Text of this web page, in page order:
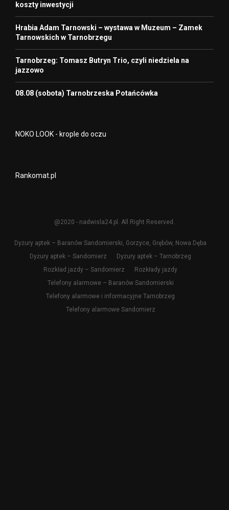
koszty inwestycji
Hrabia Adam Tarnowski – wystawa w Muzeum – Zamek
Tarnowskich w Tarnobrzegu
Tarnobrzeg: Tomasz Butryn Trio, czyli niedziela na
jazzowo
08.08 (sobota) Tarnobrzeska Potańcówka
NOKO LOOK - krople do oczu
Rankomat.pl
@2020 - nadwisla24.pl. All Right Reserved.
Dyżury aptek – Baranów Sandomierski, Gorzyce, Grębów, Nowa Dęba
Dyżury aptek – Sandomierz
Dyżury aptek – Tarnobrzeg
Rozkład jazdy – Sandomierz
Rozkłady jazdy
Telefony alarmowe – Baranów Sandomierski
Telefony alarmowe i informacyjne Tarnobrzeg
Telefony alarmowe Sandomierz